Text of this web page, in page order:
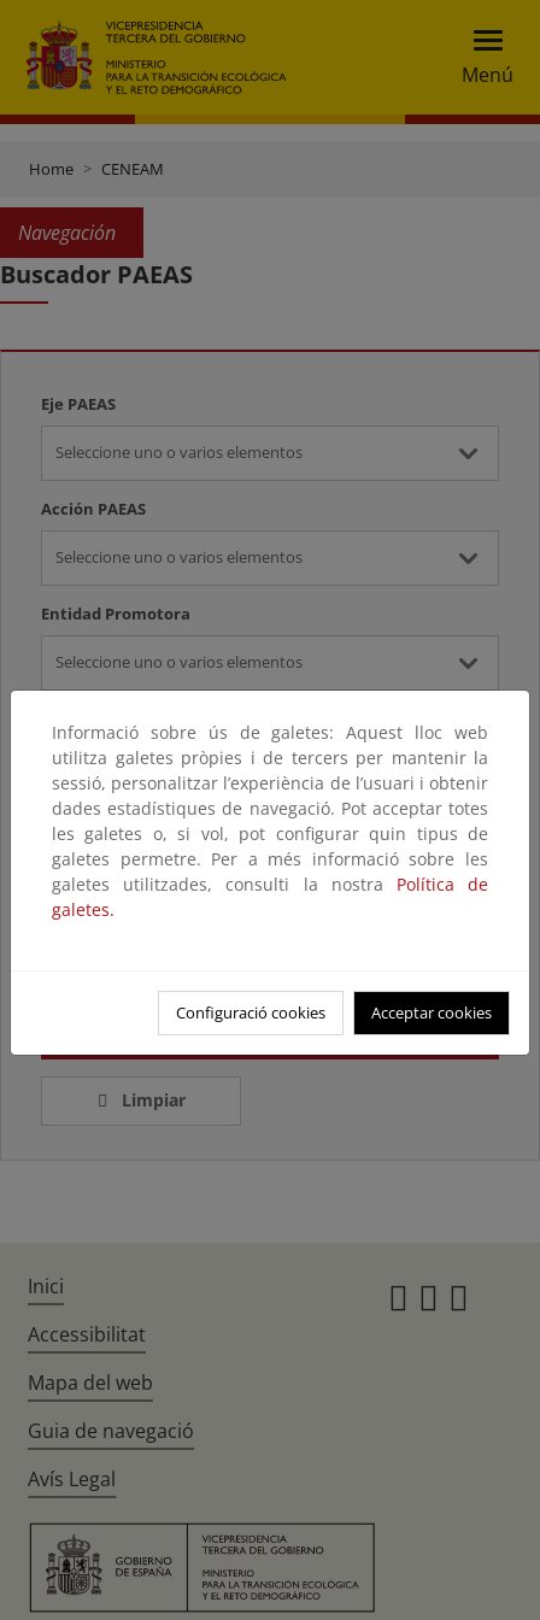
Menú
Home CENEAM
Navegación
Buscador PAEAS
Eje PAEAS
Seleccione uno o varios elementos
Acción PAEAS
Seleccione uno o varios elementos
Entidad Promotora
Seleccione uno o varios elementos
Seleccione uno o varios elementos
Título
Search
Search
Limpiar
Informació sobre ús de galetes: Aquest lloc web
utilitza galetes pròpies i de tercers per mantenir la
sessió, personalitzar l’experiència de l’usuari i obtenir
dades estadístiques de navegació. Pot acceptar totes
les galetes o, si vol, pot configurar quin tipus de
galetes permetre. Per a més informació sobre les
galetes utilitzades, consulti la nostra Política de
galetes.
Configuració cookies Acceptar cookies
Inici
Accessibilitat
Mapa del web
Guia de navegació
Avís Legal